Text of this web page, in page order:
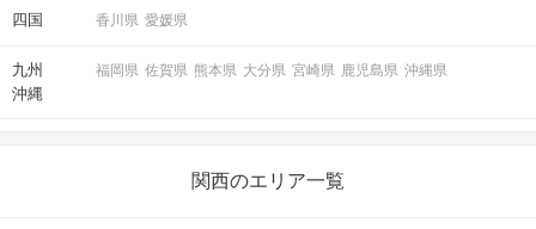
開始時刻に遅れてご到着される際は
電話での問い合わせ窓口はございません。
四国 香川県 愛媛県
九州
沖縄
福岡県 佐賀県 熊本県 大分県 宮崎県 鹿児島県 沖縄県
関西のエリア一覧